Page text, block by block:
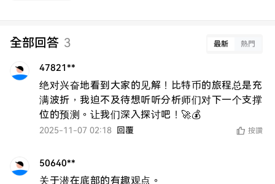
全部回答 3 最新 熱門
47821**
绝对兴奋地看到大家的见解！比特币的旅程总是充
满波折，我迫不及待想听听分析师们对下一个支撑
位的预测。让我们深入探讨吧！🚀💰
2025-11-07 02:18 回覆 按讚
50640**
关于潜在底部的有趣观点。